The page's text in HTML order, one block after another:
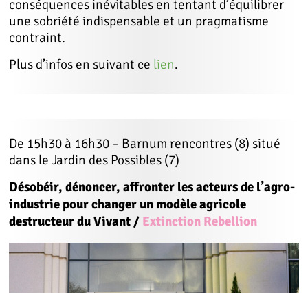
conséquences inévitables en tentant d’équilibrer
une sobriété indispensable et un pragmatisme
contraint.
Plus d’infos en suivant ce lien.
De 15h30 à 16h30 – Barnum rencontres (8) situé
dans le Jardin des Possibles (7)
Désobéir, dénoncer, affronter les acteurs de l’agro-
industrie pour changer un modèle agricole
destructeur du Vivant/ Extinction Rebellion